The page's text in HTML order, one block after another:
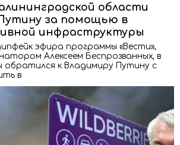
области
за помощью в
инфраструктуры
эфира программы «Вести»,
Алексеем Беспрозванных, в
обратился к Владимиру Путину с
в